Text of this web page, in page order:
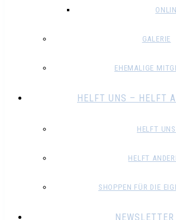
GALERIE
EHEMALIGE
HELFT UNS – HELFT
HELFT UNS
HELFT
SHOPPEN FÜR DIE
NEWSLETTER